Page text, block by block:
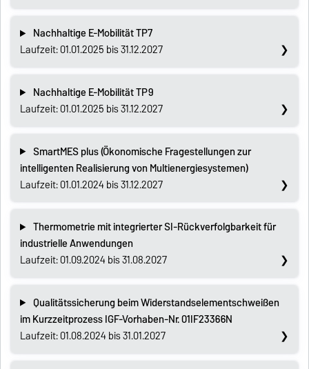
Nachhaltige E-Mobilität TP7
Laufzeit: 01.01.2025 bis 31.12.2027
Nachhaltige E-Mobilität TP9
Laufzeit: 01.01.2025 bis 31.12.2027
SmartMES plus (Ökonomische Fragestellungen zur
intelligenten Realisierung von Multienergiesystemen)
Laufzeit: 01.01.2024 bis 31.12.2027
Thermometrie mit integrierter SI-Rückverfolgbarkeit für
industrielle Anwendungen
Laufzeit: 01.09.2024 bis 31.08.2027
Qualitätssicherung beim Widerstandselementschweißen
im Kurzzeitprozess IGF-Vorhaben-Nr. 01IF23366N
Laufzeit: 01.08.2024 bis 31.01.2027